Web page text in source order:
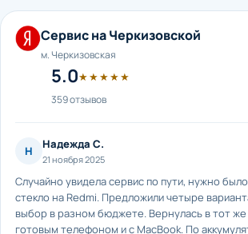
Сервис на Черкизовской
м. Черкизовская
5.0★★★★★
359 отзывов
Н Надежда С.
21 ноября 2025
Случайно увидела сервис по пути, нужно
стекло на Redmi. Предложили четыре
выбор в разном бюджете. Вернулась в тот
готовым телефоном и с MacBook. По